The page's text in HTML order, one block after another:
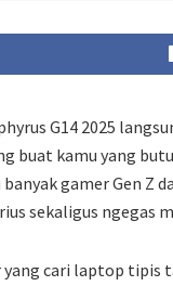
G14 2025
buat kamu yang
gamer Gen Z
sekaligus ngegas
yang cari laptop tipis